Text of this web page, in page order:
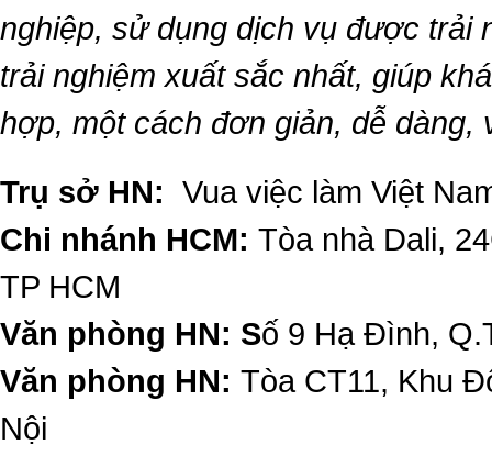
nghiệp, sử dụng dịch vụ được trải
trải nghiệm xuất sắc nhất, giúp
hợp, một cách đơn giản, dễ dàng,
Trụ sở HN: Vua việc làm Việt
Chi nhánh HCM: Tòa nhà Dali,
TP HCM
Văn phòng HN: Số 9 Hạ Đình,
Văn phòng HN: Tòa CT11, Khu
Nội